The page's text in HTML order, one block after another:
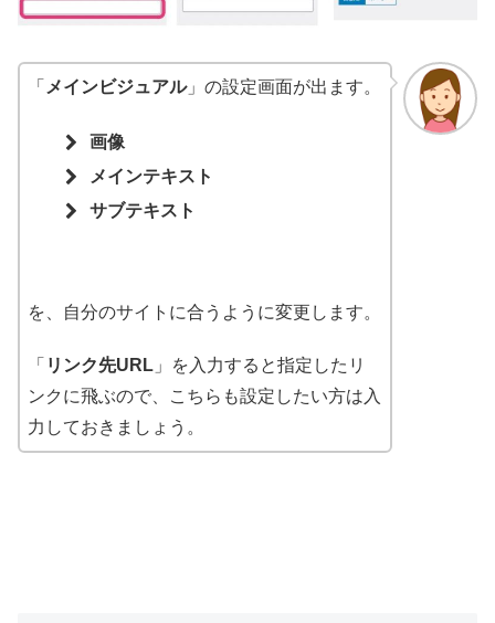
「 メインビジュアル」の設定画面が出ます。
画像
メインテキスト
サブテキスト
を、自分のサイトに合うように変更します。
「 リンク先URL 」を入力すると指定したリ
ンクに飛ぶので、こちらも設定したい方は入
力しておきましょう。